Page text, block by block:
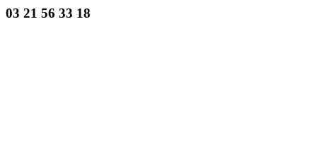
03 21 56 33 18